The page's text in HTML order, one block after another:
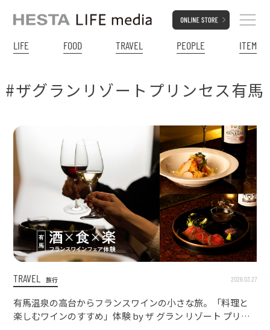
LIFE FOOD TRAVEL PEOPLE ITEM
#ザグランリゾートプリンセス有馬
TRAVEL 旅行 2026.03.27
有馬温泉の高台からフランスワインの小さな旅。「料理と
楽しむワインのすすめ」体験 by ザ グラン リゾート プリン